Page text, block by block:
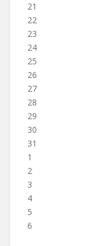
21
22
23
24
25
26
27
28
29
30
31
1
2
3
4
5
6